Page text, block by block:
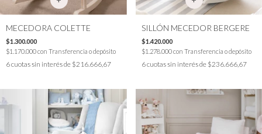
MECEDORA COLETTE
$1.300.000
$1.170.000con Transferencia o depósito
6cuotas sin interés de $216.666,67
SILLÓN MECEDOR BERGERE
$1.420.000
$1.278.000con Transferencia o depósito
6cuotas sin interés de $236.666,67